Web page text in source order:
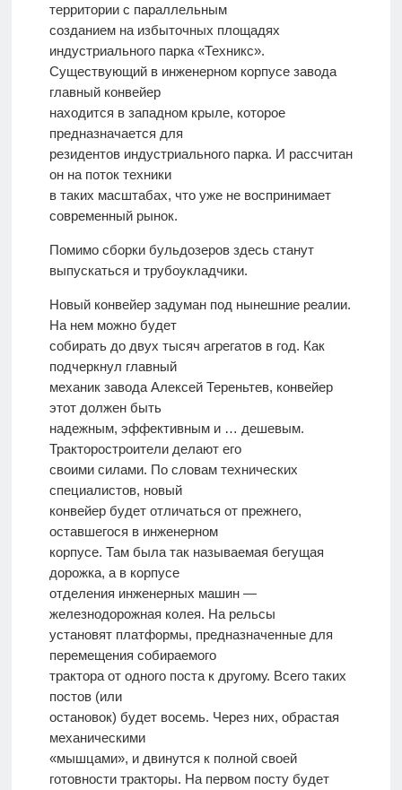
территории с параллельным
созданием на избыточных площадях
индустриального парка «Техникс».
Существующий в инженерном корпусе завода
главный конвейер
находится в западном крыле, которое
предназначается для
резидентов индустриального парка. И рассчитан
он на поток техники
в таких масштабах, что уже не воспринимает
современный рынок.
Помимо сборки бульдозеров здесь станут
выпускаться и трубоукладчики.
Новый конвейер задуман под нынешние реалии.
На нем можно будет
собирать до двух тысяч агрегатов в год. Как
подчеркнул главный
механик завода Алексей Тереньтев, конвейер
этот должен быть
надежным, эффективным и … дешевым.
Тракторостроители делают его
своими силами. По словам технических
специалистов, новый
конвейер будет отличаться от прежнего,
оставшегося в инженерном
корпусе. Там была так называемая бегущая
дорожка, а в корпусе
отделения инженерных машин —
железнодорожная колея. На рельсы
установят платформы, предназначенные для
перемещения собираемого
трактора от одного поста к другому. Всего таких
постов (или
остановок) будет восемь. Через них, обрастая
механическими
«мышцами», и двинутся к полной своей
готовности тракторы. На первом посту будет